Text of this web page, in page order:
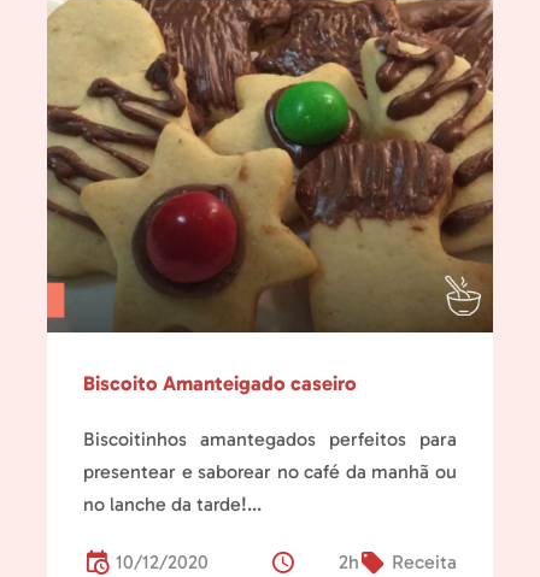
Biscoito Amanteigado caseiro
Biscoitinhos amantegados perfeitos para
presentear e saborear no café da manhã ou
no lanche da tarde!...
10/12/2020 Receita
2h